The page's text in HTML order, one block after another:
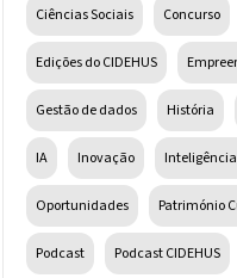
Ciências Sociais Concurso
Edições do CIDEHUS
Gestão de dados História
IA Inovação
Oportunidades Património
Podcast Podcast CIDEHUS